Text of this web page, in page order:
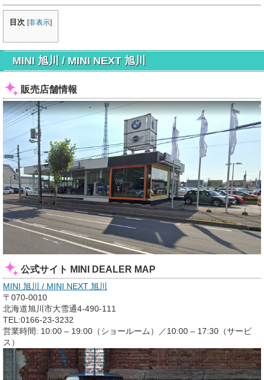
目次 [非表示]
MINI 旭川 / MINI NEXT 旭川
販売店舗情報
公式サイト MINI DEALER MAP
MINI 旭川 / MINI NEXT 旭川
〒070-0010
北海道旭川市大雪通4-490-111
TEL:0166-23-3232
営業時間: 10:00 – 19:00（ショールーム）／10:00 – 17:30（サービ
ス）